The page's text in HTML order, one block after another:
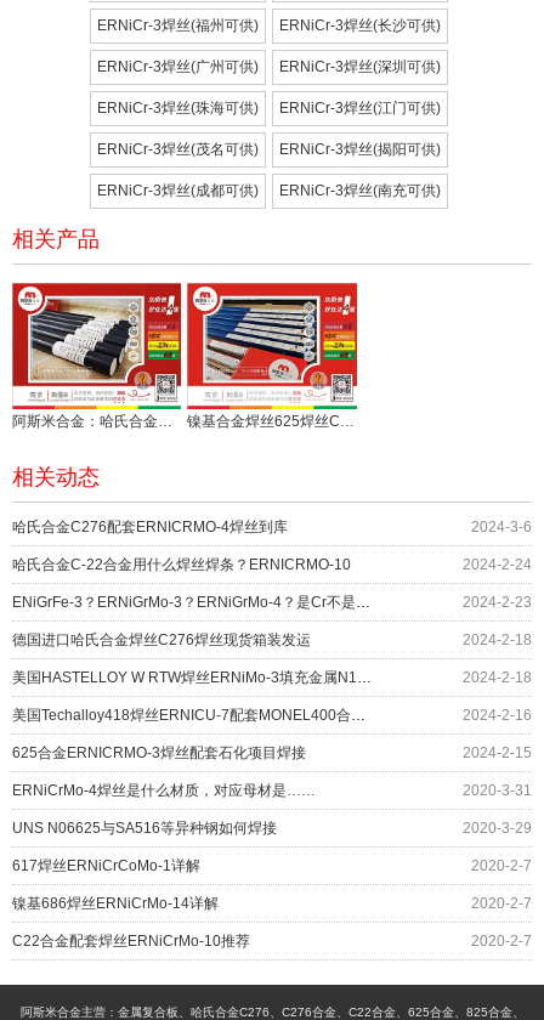
ERNiCr-3焊丝(福州可供) ERNiCr-3焊丝(长沙可供)
ERNiCr-3焊丝(广州可供) ERNiCr-3焊丝(深圳可供)
ERNiCr-3焊丝(珠海可供) ERNiCr-3焊丝(江门可供)
ERNiCr-3焊丝(茂名可供) ERNiCr-3焊丝(揭阳可供)
ERNiCr-3焊丝(成都可供) ERNiCr-3焊丝(南充可供)
相关产品
阿斯米合金：哈氏合金C276 C22焊丝直丝现货配套快发 镍基合金焊丝625焊丝C276焊丝C22焊丝的存储与保护注意事项
相关动态
哈氏合金C276配套ERNICRMO-4焊丝到库 2024-3-6
哈氏合金C-22合金用什么焊丝焊条？ERNICRMO-10 2024-2-24
ENiGrFe-3？ERNiGrMo-3？ERNiGrMo-4？是Cr不是Gr，元素别搞错了！ 2024-2-23
德国进口哈氏合金焊丝C276焊丝现货箱装发运 2024-2-18
美国HASTELLOY W RTW焊丝ERNiMo-3填充金属N10004 介绍 2024-2-18
美国Techalloy418焊丝ERNICU-7配套MONEL400合金项目 2024-2-16
625合金ERNICRMO-3焊丝配套石化项目焊接 2024-2-15
ERNiCrMo-4焊丝是什么材质，对应母材是…… 2020-3-31
UNS N06625与SA516等异种钢如何焊接 2020-3-29
617焊丝ERNiCrCoMo-1详解 2020-2-7
镍基686焊丝ERNiCrMo-14详解 2020-2-7
C22合金配套焊丝ERNiCrMo-10推荐 2020-2-7
阿斯米合金主营：金属复合板、哈氏合金C276、C276合金、C22合金、625合金、825合金、